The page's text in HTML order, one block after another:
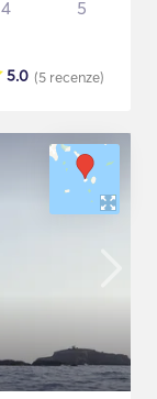
4 5
(5 recenze)
5.0